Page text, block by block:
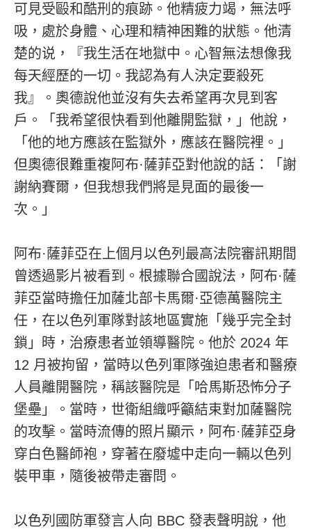
可見受毆和酷刑的痕跡。他精疲力竭，無法呼
吸，處於身體、心理和精神困難的狀態。他清
楚的说，『我生活在地獄中。心智無法想像我
每天經歷的一切。我認為有人決定要殺死
我』。奧德說他並沒有失去希望再次見到客
戶。「我希望很快看到他離開監獄，」他說，
「他的地方應該在監獄外，應該在醫院裡。」
但奧德很難重複阿布·薩菲亞對他說的話：「謝
謝納賽爾，但我想我們將是見面的最後一
次。」
阿布·薩菲亞在上個月以色列最高法院審訊期間
曾透過影片被看到。根據聯合國說法，阿布·薩
菲亞當時擔任加薩北部卡馬爾·亞德萬醫院主
任，在以色列軍隊對該地區實施「幾乎完全封
鎖」時，治療患者並領導醫院。他於 2024 年
12 月被拘留，當時以色列軍隊強迫患者和醫療
人員離開醫院，稱該醫院是「哈馬斯恐怖分子
堡壘」。當時，世衛組織呼籲結束對加薩醫院
的攻擊。當時流傳的照片顯示，阿布·薩菲亞身
穿白色醫師袍，穿著在廢墟中走向一輛以色列
裝甲車，隨後被帶走審問。
以色列國防軍發言人向 BBC 發表聲明說，他